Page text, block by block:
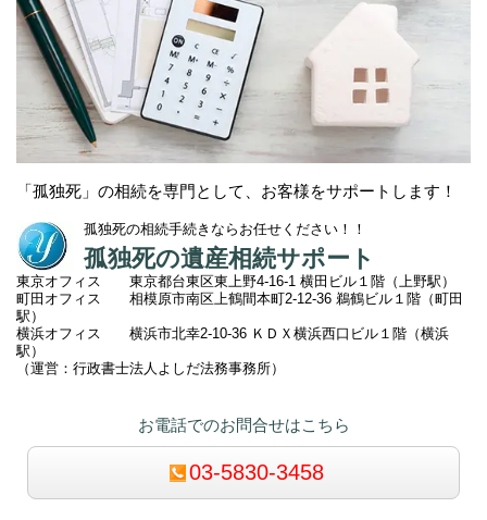
「孤独死」の相続を専門として、お客様をサポートします！
孤独死の相続手続きならお任せください！！
孤独死の遺産相続サポート
東京オフィス 東京都台東区東上野4-16-1 横田ビル１階（上野駅）
町田オフィス 相模原市南区上鶴間本町2-12-36 鵜鶴ビル１階（町田
駅）
横浜オフィス 横浜市北幸2-10-36 ＫＤＸ横浜西口ビル１階（横浜
駅）
（運営：行政書士法人よしだ法務事務所）
お電話でのお問合せはこちら
03-5830-3458